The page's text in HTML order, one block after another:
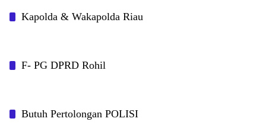
Kapolda & Wakapolda Riau
F- PG DPRD Rohil
Butuh Pertolongan POLISI